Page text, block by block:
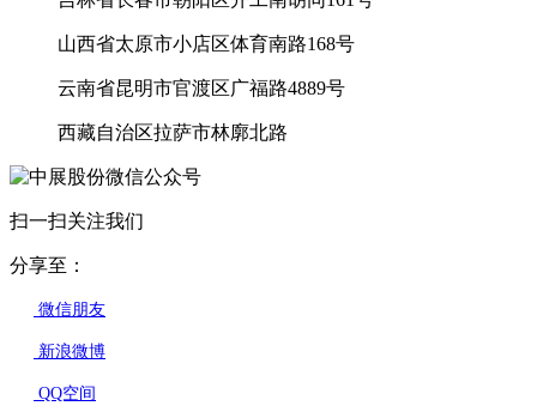
山西省太原市小店区体育南路168号
云南省昆明市官渡区广福路4889号
西藏自治区拉萨市林廓北路
扫一扫关注我们
分享至：
微信朋友
新浪微博
QQ空间